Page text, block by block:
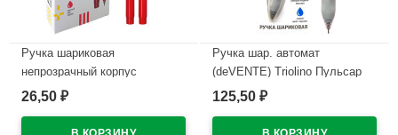
Ручка шариковая
непрозрачный корпус
(deVENTE) Простые линии
игла красный корпус
26,50 ₽
Ручка шар. автомат
(deVENTE) Triolino Пульсар
(Pulsar) н/
арт.5070611 (Ст12)
125,50 ₽